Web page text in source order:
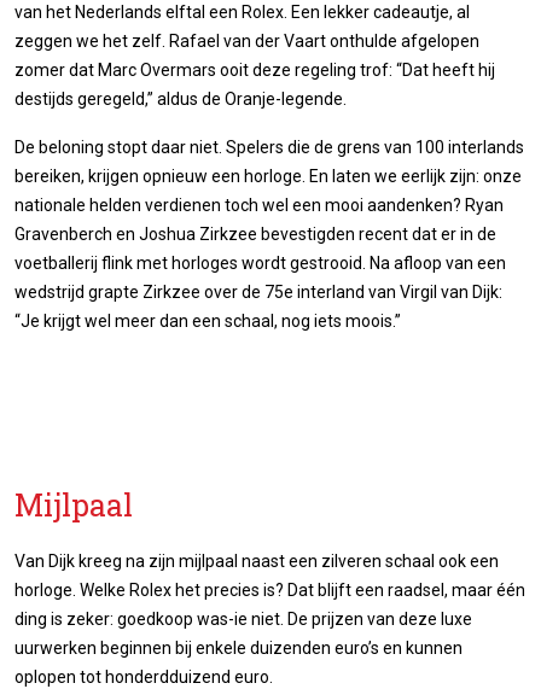
van het Nederlands elftal een Rolex. Een lekker cadeautje, al
zeggen we het zelf. Rafael van der Vaart onthulde afgelopen
zomer dat Marc Overmars ooit deze regeling trof: “Dat heeft hij
destijds geregeld,” aldus de Oranje-legende.
De beloning stopt daar niet. Spelers die de grens van 100 interlands
bereiken, krijgen opnieuw een horloge. En laten we eerlijk zijn: onze
nationale helden verdienen toch wel een mooi aandenken? Ryan
Gravenberch en Joshua Zirkzee bevestigden recent dat er in de
voetballerij flink met horloges wordt gestrooid. Na afloop van een
wedstrijd grapte Zirkzee over de 75e interland van Virgil van Dijk:
“Je krijgt wel meer dan een schaal, nog iets moois.”
Mijlpaal
Van Dijk kreeg na zijn mijlpaal naast een zilveren schaal ook een
horloge. Welke Rolex het precies is? Dat blijft een raadsel, maar één
ding is zeker: goedkoop was-ie niet. De prijzen van deze luxe
uurwerken beginnen bij enkele duizenden euro’s en kunnen
oplopen tot honderdduizend euro.